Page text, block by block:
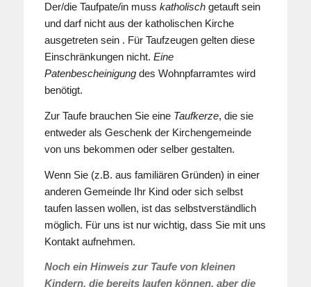
Der/die Taufpate/in muss katholischgetauft sein
und darf nicht aus der katholischen Kirche
ausgetreten sein . Für Taufzeugen gelten diese
Einschränkungen nicht. Eine
Patenbescheinigungdes Wohnpfarramtes wird
benötigt.
Zur Taufe brauchen Sie eine Taufkerze, die sie
entweder als Geschenk der Kirchengemeinde
von uns bekommen oder selber gestalten.
Wenn Sie (z.B. aus familiären Gründen) in einer
anderen Gemeinde Ihr Kind oder sich selbst
taufen lassen wollen, ist das selbstverständlich
möglich. Für uns ist nur wichtig, dass Sie mit uns
Kontakt aufnehmen.
Noch ein Hinweis zur Taufe von kleinen
Kindern, die bereits laufen können, aber die